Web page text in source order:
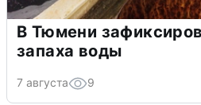
В Тюмени
запаха воды
7 августа 9